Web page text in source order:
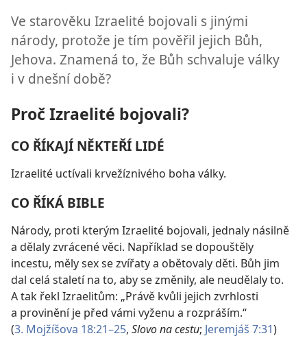
Ve starověku Izraelité bojovali s jinými
národy, protože je tím pověřil jejich Bůh,
Jehova. Znamená to, že Bůh schvaluje války
i v dnešní době?
Proč Izraelité bojovali?
CO ŘÍKAJÍ NĚKTEŘÍ LIDÉ
Izraelité uctívali krvežíznivého boha války.
CO ŘÍKÁ BIBLE
Národy, proti kterým Izraelité bojovali, jednaly násilně
a dělaly zvrácené věci. Například se dopouštěly
incestu, měly sex se zvířaty a obětovaly děti. Bůh jim
dal celá staletí na to, aby se změnily, ale neudělaly to.
A tak řekl Izraelitům: „Právě kvůli jejich zvrhlosti
a provinění je před vámi vyženu a rozpráším.“
(3. Mojžíšova 18:21–25, Slovo na cestu; Jeremjáš 7:31)